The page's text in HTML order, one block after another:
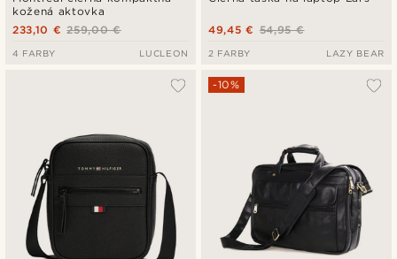
kožená aktovka
259,00 €
233,10 €
4 FARBY LUCLEON
54,95 €
49,45 €
2 FARBY LAZY BEAR
-10%